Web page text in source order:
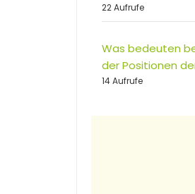
22 Aufrufe
Was bedeuten
der Positionen
14 Aufrufe